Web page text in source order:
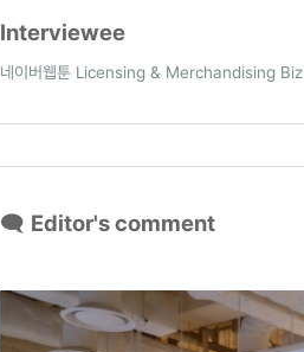
Interviewee
네이버웹툰 Licensing & Merchandising Biz
🗨️ Editor's comment